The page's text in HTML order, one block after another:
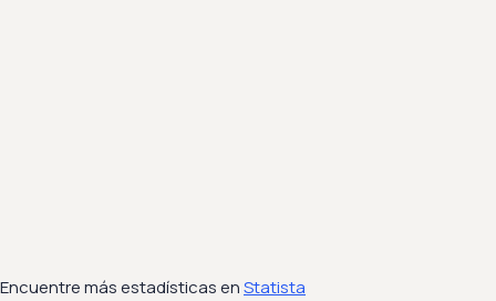
Encuentre más estadísticas enStatista